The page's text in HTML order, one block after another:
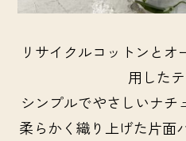
リサイクルコットンと
用した
シンプルでやさしいナチ
柔らかく織り上げた片面